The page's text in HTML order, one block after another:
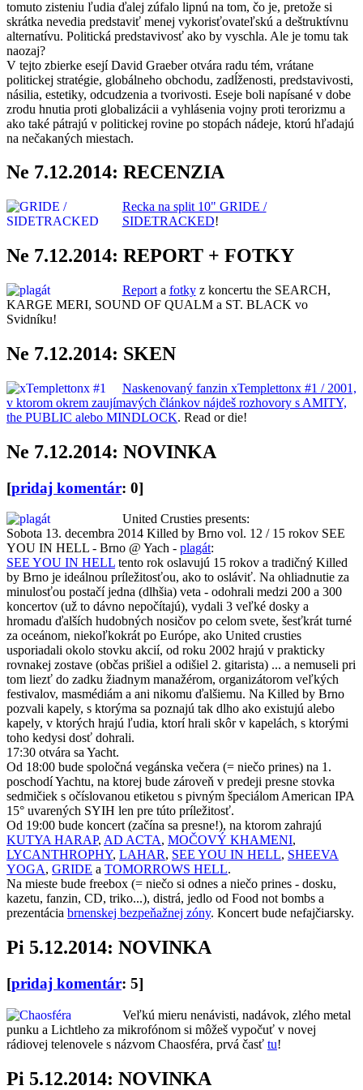
tomuto zisteniu ľudia ďalej zúfalo lipnú na tom, čo je, pretože si
skrátka nevedia predstaviť menej vykorisťovateľskú a deštruktívnu
alternatívu. Politická predstavivosť ako by vyschla. Ale je tomu tak
naozaj?
V tejto zbierke esejí David Graeber otvára radu tém, vrátane
politickej stratégie, globálneho obchodu, zadĺženosti, predstavivosti,
násilia, estetiky, odcudzenia a tvorivosti. Eseje boli napísané v dobe
zrodu hnutia proti globalizácii a vyhlásenia vojny proti terorizmu a
ako také pátrajú v politickej rovine po stopách nádeje, ktorú hľadajú
na nečakaných miestach.
Ne 7.12.2014: RECENZIA
Recka na split 10" GRIDE /
SIDETRACKED!
Ne 7.12.2014: REPORT + FOTKY
Reporta fotkyz koncertu the SEARCH,
KARGE MERI, SOUND OF QUALM a ST. BLACK vo
Svidníku!
Ne 7.12.2014: SKEN
Naskenovaný fanzin xTemplettonx #1 / 2001,
v ktorom okrem zaujímavých článkov nájdeš rozhovory s AMITY,
the PUBLIC alebo MINDLOCK. Read or die!
Ne 7.12.2014: NOVINKA
[pridaj komentár: 0]
United Crusties presents:
Sobota 13. decembra 2014 Killed by Brno vol. 12 / 15 rokov SEE
YOU IN HELL - Brno @ Yach - plagát:
SEE YOU IN HELL tento rok oslavujú 15 rokov a tradičný Killed
by Brno je ideálnou príležitosťou, ako to osláviť. Na ohliadnutie za
minulosťou postačí jedna (dlhšia) veta - odohrali medzi 200 a 300
koncertov (už to dávno nepočítajú), vydali 3 veľké dosky a
hromadu ďalších hudobných nosičov po celom svete, šesťkrát turné
za oceánom, niekoľkokrát po Európe, ako United crusties
usporiadali okolo stovku akcií, od roku 2002 hrajú v prakticky
rovnakej zostave (občas prišiel a odišiel 2. gitarista) ... a nemuseli pri
tom liezť do zadku žiadnym manažérom, organizátorom veľkých
festivalov, masmédiám a ani nikomu ďalšiemu. Na Killed by Brno
pozvali kapely, s ktorýma sa poznajú tak dlho ako existujú alebo
kapely, v ktorých hrajú ľudia, ktorí hrali skôr v kapelách, s ktorými
toho kedysi dosť dohrali.
17:30 otvára sa Yacht.
Od 18:00 bude spoločná vegánska večera (= niečo prines) na 1.
poschodí Yachtu, na ktorej bude zároveň v predeji presne stovka
sedmičiek s očíslovanou etiketou s pivným špeciálom American IPA
15° uvarených SYIH len pre túto príležitosť.
Od 19:00 bude koncert (začína sa presne!), na ktorom zahrajú
KUTYA HARAP, AD ACTA, MOČOVÝ KHAMENI,
LYCANTHROPHY, LAHAR, SEE YOU IN HELL, SHEEVA
YOGA, GRIDE a TOMORROWS HELL.
Na mieste bude freebox (= niečo si odnes a niečo prines - dosku,
kazetu, fanzin, CD, triko...), distrá, jedlo od Food not bombs a
prezentácia brnenskej bezpeňažnej zóny. Koncert bude nefajčiarsky.
Pi 5.12.2014: NOVINKA
[pridaj komentár: 5]
Veľkú mieru nenávisti, nadávok, zlého metal
punku a Lichtleho za mikrofónom si môžeš vypočuť v novej
rádiovej telenovele s názvom Chaosféra, prvá časť tu!
Pi 5.12.2014: NOVINKA